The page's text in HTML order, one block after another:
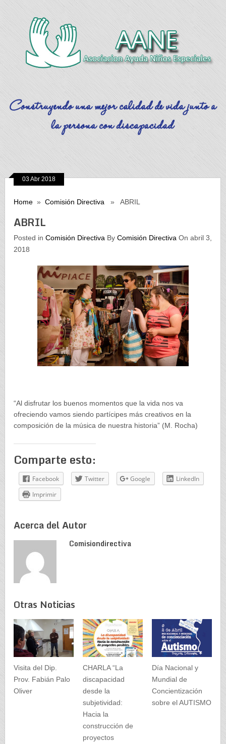
03 Abr 2018
Home »Comisión Directiva » ABRIL
ABRIL
Posted inComisión Directiva ByComisión Directiva On abril 3,
2018
“Al disfrutar los buenos momentos que la vida nos va
ofreciendo vamos siendo partícipes más creativos en la
composición de la música de nuestra historia” (M. Rocha)
Comparte esto:
Facebook Twitter Google
LinkedIn
Imprimir
Acerca del Autor
Comisiondirectiva
Otras Noticias
Visita del Dip.
Prov. Fabián Palo
Oliver
CHARLA “La
discapacidad
desde la
subjetividad:
Hacia la
construcción de
proyectos
Día Nacional y
Mundial de
Concientización
sobre el AUTISMO